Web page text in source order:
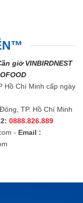
giờ VINBIRDNEST
Hồ Chí Minh cấp ngày
TP. Hồ Chí Minh
0888.826.889
- Email :